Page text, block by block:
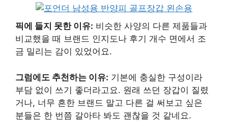
픽에 들지 못한 이유: 비슷한 사양의 다른 제품들과
비교했을 때 브랜드 인지도나 후기 개수 면에서 조
금 밀리는 감이 있었어요.
그럼에도 추천하는 이유: 기본에 충실한 구성이라
부담 없이 쓰기 좋더라고요. 원래 쓰던 장갑이 질렸
거나, 너무 흔한 브랜드 말고 다른 걸 써보고 싶은
분들은 한 번쯤 갈아타 봐도 괜찮을 것 같네요.